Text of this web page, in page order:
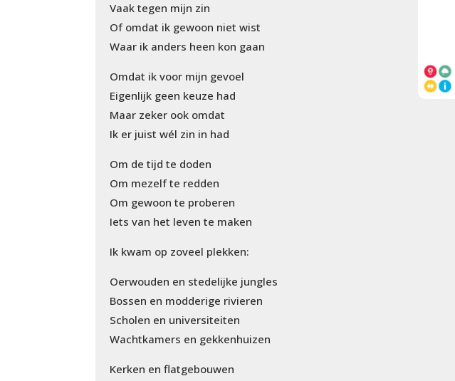
Vaak tegen mijn zin
Of omdat ik gewoon niet wist
Waar ik anders heen kon gaan
Omdat ik voor mijn gevoel
Eigenlijk geen keuze had
Maar zeker ook omdat
Ik er juist wél zin in had
Om de tijd te doden
Om mezelf te redden
Om gewoon te proberen
Iets van het leven te maken
Ik kwam op zoveel plekken:
Oerwouden en stedelijke jungles
Bossen en modderige rivieren
Scholen en universiteiten
Wachtkamers en gekkenhuizen
Kerken en flatgebouwen